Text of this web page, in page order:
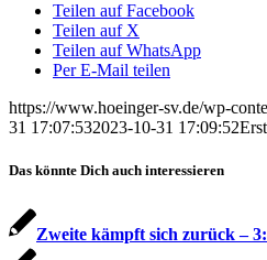
Teilen auf Facebook
Teilen auf X
Teilen auf WhatsApp
Per E-Mail teilen
https://www.hoeinger-sv.de/wp-
31 17:07:532023-10-31 17:09:52
Das könnte Dich auch interessieren
Zweite kämpft sich zurück –